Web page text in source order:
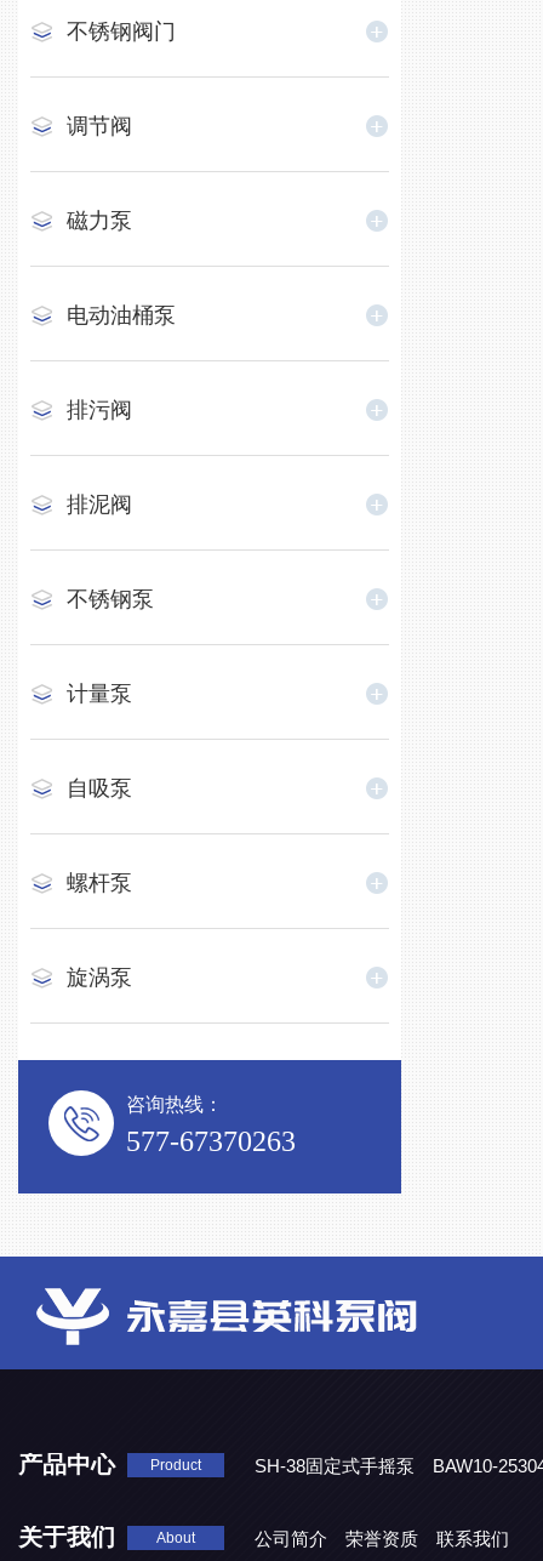
不锈钢阀门
调节阀
磁力泵
电动油桶泵
排污阀
排泥阀
不锈钢泵
计量泵
自吸泵
螺杆泵
旋涡泵
咨询热线：
577-67370263
产品中心 Product SH-38固定式手摇泵
BAW10-
关于我们 About 公司简介 荣誉资质 联系我们